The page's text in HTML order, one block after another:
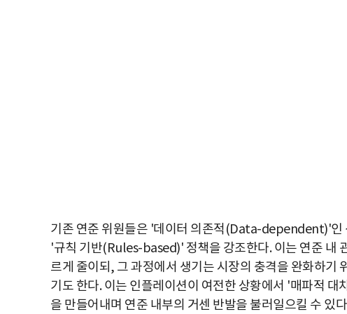
기존 연준 위원들은 '데이터 의존적(Data-dependent)'인
'규칙 기반(Rules-based)' 정책을 강조한다. 이는 연준 내
르게 줄이되, 그 과정에서 생기는 시장의 충격을 완화하기
기도 한다. 이는 인플레이션이 여전한 상황에서 '매파적
을 만들어내며 연준 내부의 거센 반발을 불러일으킬 수 있